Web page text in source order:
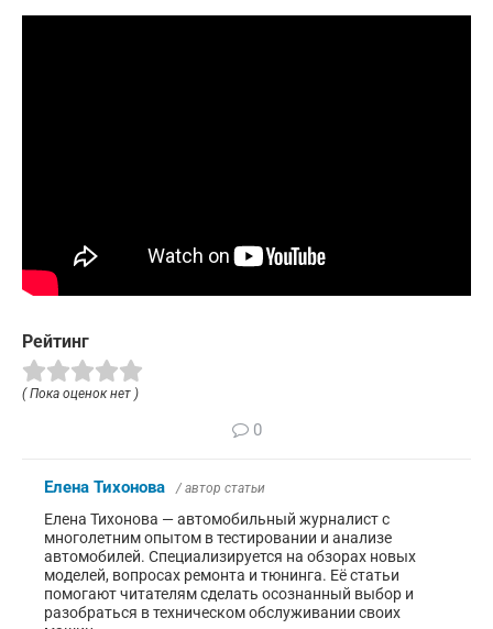
Рейтинг
( Пока оценок нет )
0
Елена Тихонова / автор статьи
Елена Тихонова — автомобильный журналист с
многолетним опытом в тестировании и анализе
автомобилей. Специализируется на обзорах новых
моделей, вопросах ремонта и тюнинга. Её статьи
помогают читателям сделать осознанный выбор и
разобраться в техническом обслуживании своих